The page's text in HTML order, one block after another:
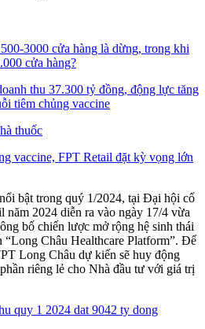
3000 cửa hàng là dừng, trong khi
cửa hàng?
thu 37.300 tỷ đồng, động lực tăng
tiêm chủng vaccine
thuốc
vaccine, FPT Retail đặt kỳ vọng lớn
bật trong quý 1/2024, tại Đại hội cổ
năm 2024 diễn ra vào ngày 17/4 vừa
bố chiến lược mở rộng hệ sinh thái
“Long Châu Healthcare Platform”. Để
Long Châu dự kiến sẽ huy động
riêng lẻ cho Nhà đầu tư với giá trị